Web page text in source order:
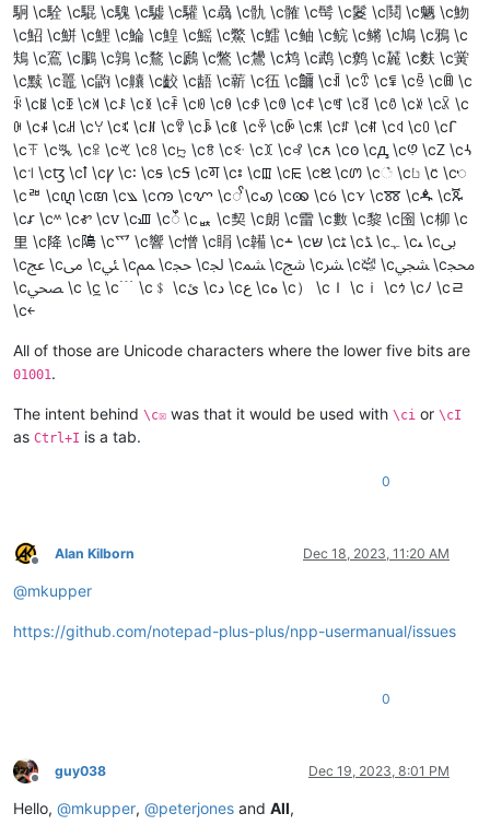
駉 \c駩 \c騉 \c騩 \c驉 \c驩 \c骉 \c骩 \c髉 \c髩 \c鬉 \c鬩 \c魉 \c魩
\c鮉 \c鮩 \c鯉 \c鯩 \c鰉 \c鰩 \c鱉 \c鱩 \c鲉 \c鲩 \c鳉 \c鳩 \c鴉 \c
鴩 \c鵉 \c鵩 \c鶉 \c鶩 \c鷉 \c鷩 \c鸉 \c鸩 \c鹉 \c鹩 \c麉 \c麩 \c黉
\c黩 \c鼉 \c鼩 \c齉 \c齩 \c龉 \c龩 \c鿉 \c鿩 \cꀉ \cꀩ \cꁉ \cꁩ \cꂉ \c
ꂩ \cꃉ \cꃩ \cꄉ \cꄩ \cꅉ \cꅩ \cꆉ \cꆩ \cꇉ \cꇩ \cꈉ \cꈩ \cꉉ \cꉩ \cꊉ \cꊩ \c
ꋉ \cꋩ \cꌉ \cꌩ \cꍉ \cꍩ \cꎉ \cꎩ \cꏉ \cꏩ \cꐉ \cꐩ \cꑉ \cꑩ \cꒉ \c꒩ \cꓩ
\cꔉ \cꔩ \cꕉ \cꕩ \cꖉ \cꖩ \cꗉ \cꗩ \cꘉ \c꘩ \cꙉ \cꙩ \cꚉ \cꚩ \cꛉ \cꛩ
\c꜉ \cꜩ \cꝉ \cꝩ \c꞉ \cꞩ \cꟉ \cꠉ \c꠩ \cꡉ \cꡩ \cꢉ \cꢩ \c꣩ \c꤉ \cꤩ \cꥉ
\cꥩ \cꦉ \cꦩ \c꧉ \cꧩ \cꨉ \cꨩ \cꩉ \cꩩ \cꪉ \cꪩ \cꫩ \cꬉ \cꬩ
\cꭉ \cꭩ \cꮉ \cꮩ \cꯉ \cꯩ \cퟩ \c契 \c朗 \c雷 \c數 \c黎 \c囹 \c柳 \c
里 \c降 \c﨩 \c爫 \c響 \c憎 \c睊 \c韛 \c﬩ \cשּ \cﭩ \cﮉ \cﮩ \cﯩ \cﰉ
\cﰩ \cﱉ \cﱩ \cﲉ \cﲩ \cﳉ \cﳩ \cﴉ \cﴩ \c﵉ \cﵩ \cﶉ
\cﶩ \c︉ \c︩ \c﹉ \c﹩ \cﺉ \cﺩ \cﻉ \cﻩ \c） \cＩ \cｉ \cｩ \cﾉ \cﾩ
\c￩
All of those are Unicode characters where the lower five bits are
01001 .
The intent behind \c☒ was that it would be used with \ci or \cI
as Ctrl+I is a tab.
0
Offline
Alan Kilborn Dec 18, 2023, 11:20 AM
@mkupper
https://github.com/notepad-plus-plus/npp-usermanual/issues
0
Offline
guy038 Dec 19, 2023, 8:01 PM
Hello, @mkupper, @peterjones and All,